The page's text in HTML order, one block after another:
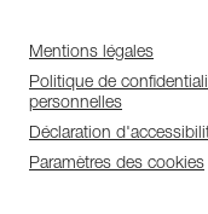
Mentions légales
Politique de
personnelles
Déclaration
Paramètres des cookies